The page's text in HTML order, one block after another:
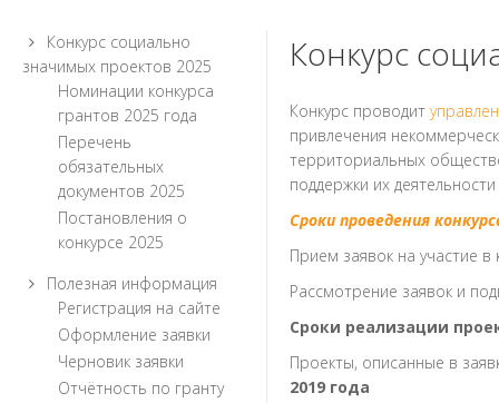
Конкурс социально
значимых проектов 2025
Номинации конкурса
грантов 2025 года
Перечень
обязательных
документов 2025
Постановления о
конкурсе 2025
Полезная информация
Регистрация на сайте
Оформление заявки
Черновик заявки
Отчётность по гранту
Конкурс
Конкурс проводит
привлечения
территориальных
поддержки их
Сроки проведения
Прием заявок на участие в
Рассмотрение заявок и
Сроки реализации
Проекты, описанные в
2019 года